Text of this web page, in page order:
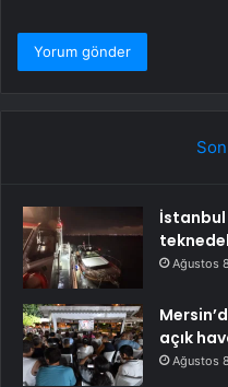
İstanbul
Ağustos
açık
Ağustos